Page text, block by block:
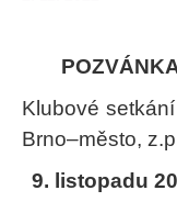
Klubové
Brno–město,
9. listopadu